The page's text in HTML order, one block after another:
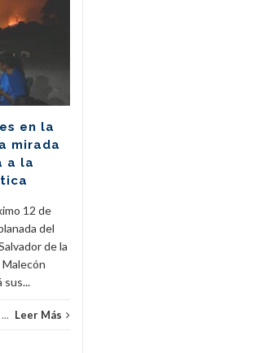
en la
mirada
a la
12 de
del
de la
sus...
... Leer Más